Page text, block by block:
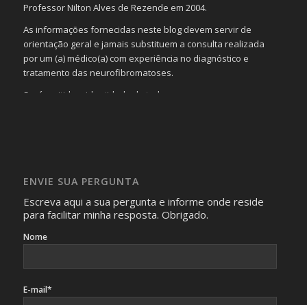
Professor Nilton Alves de Rezende em 2004.
As informações fornecidas neste blog devem servir de
orientação geral e jamais substituem a consulta realizada
por um (a) médico(a) com experiência no diagnóstico e
tratamento das neurofibromatoses.
Será omitida a identidade de todas as pessoas que
identificação da pessoa fotografada.
ENVIE SUA PERGUNTA
Escreva aqui a sua pergunta e informe onde reside
para facilitar minha resposta. Obrigado.
Nome
E-mail*